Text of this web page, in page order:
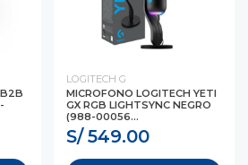
LOGITECH G
MICROFONO LOGITECH YETI
GX RGB LIGHTSYNC NEGRO
(988-00056...
S/ 549.00